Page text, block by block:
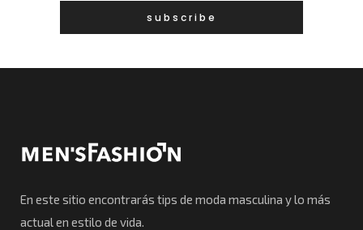
En este sitio encontrarás tips de moda masculina y lo más
actual en estilo de vida.